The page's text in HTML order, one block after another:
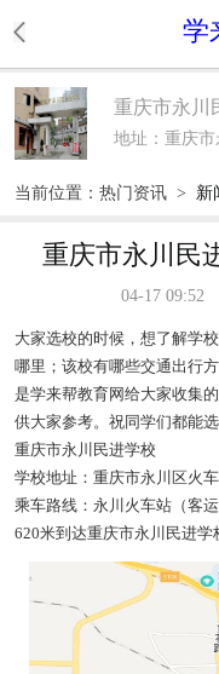
学
重庆市永川
地址：重庆市
当前位置： 热门资讯 > 新
重庆市永川民
04-17 09:52
大家选校的时候，想了解学
哪里；该校有哪些交通出行
是学来帮教育网给大家收集
供大家参考。祝同学们都能
重庆市永川民进学校
学校地址：重庆市永川区火车
乘车路线：永川火车站（客
620米到达重庆市永川民进学